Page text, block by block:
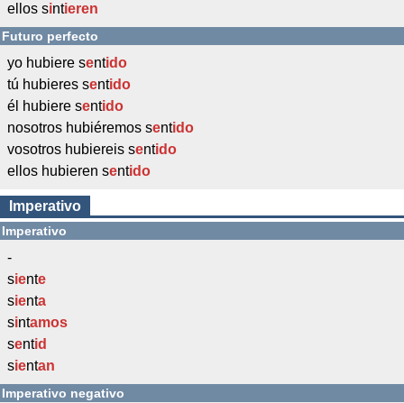
ellos sintieren
Futuro perfecto
yo hubiere sentido
tú hubieres sentido
él hubiere sentido
nosotros hubiéremos sentido
vosotros hubiereis sentido
ellos hubieren sentido
Imperativo
Imperativo
-
siente
sienta
sintamos
sentid
sientan
Imperativo negativo